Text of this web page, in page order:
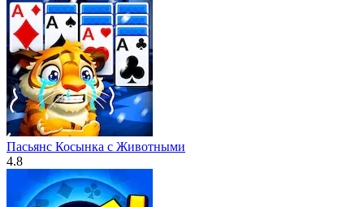
Пасьянс Косынка с Животными
4.8